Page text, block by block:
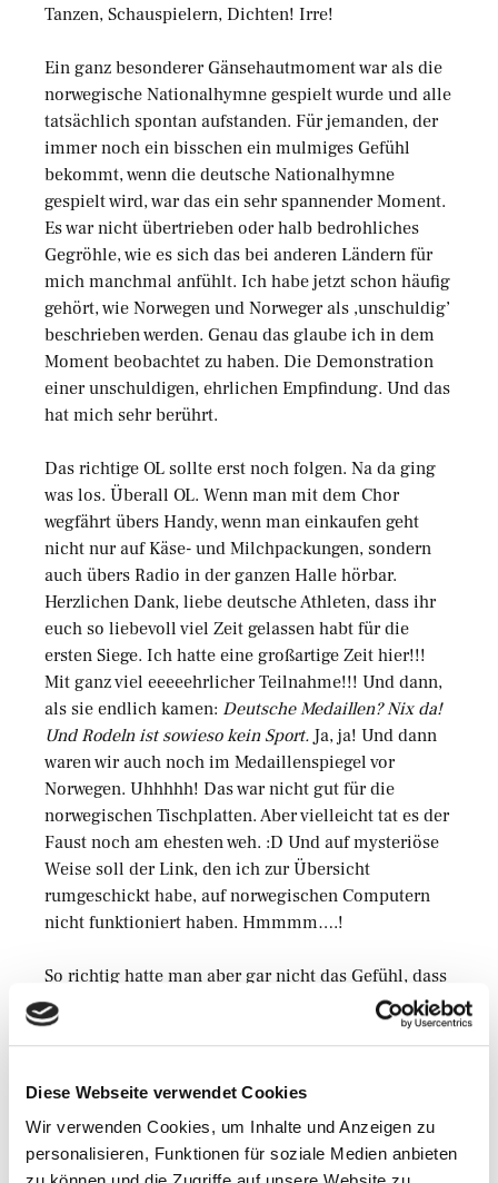
Diese Webseite verwendet Cookies
Wir verwenden Cookies, um Inhalte und Anzeigen zu
personalisieren, Funktionen für soziale Medien anbieten
Tanzen, Schauspielern, Dichten! Irre!
Ein ganz besonderer Gänsehautmoment war als die
norwegische Nationalhymne gespielt wurde und alle
tatsächlich spontan aufstanden. Für jemanden, der
immer noch ein bisschen ein mulmiges Gefühl
bekommt, wenn die deutsche Nationalhymne
gespielt wird, war das ein sehr spannender Moment.
Es war nicht übertrieben oder halb bedrohliches
Gegröhle, wie es sich das bei anderen Ländern für
mich manchmal anfühlt. Ich habe jetzt schon häufig
gehört, wie Norwegen und Norweger als ‚unschuldig’
beschrieben werden. Genau das glaube ich in dem
Moment beobachtet zu haben. Die Demonstration
einer unschuldigen, ehrlichen Empfindung. Und das
hat mich sehr berührt.
Das richtige OL sollte erst noch folgen. Na da ging
was los. Überall OL. Wenn man mit dem Chor
wegfährt übers Handy, wenn man einkaufen geht
nicht nur auf Käse- und Milchpackungen, sondern
auch übers Radio in der ganzen Halle hörbar.
Herzlichen Dank, liebe deutsche Athleten, dass ihr
euch so liebevoll viel Zeit gelassen habt für die
ersten Siege. Ich hatte eine großartige Zeit hier!!!
Mit ganz viel eeeeehrlicher Teilnahme!!! Und dann,
als sie endlich kamen: Deutsche Medaillen? Nix da!
Und Rodeln ist sowieso kein Sport.Ja, ja! Und dann
waren wir auch noch im Medaillenspiegel vor
Norwegen. Uhhhhh! Das war nicht gut für die
norwegischen Tischplatten. Aber vielleicht tat es der
Faust noch am ehesten weh. :D Und auf mysteriöse
Weise soll der Link, den ich zur Übersicht
rumgeschickt habe, auf norwegischen Computern
nicht funktioniert haben. Hmmmm….!
So richtig hatte man aber gar nicht das Gefühl, dass
sie wirklich zufrieden waren mit ihren Helden. Da
war es dann doch ein deutlicher Moment der
tatsächlich weiter vorn war als der von Martin
nur noch Emil…. :D Gratulation meine Lieben!